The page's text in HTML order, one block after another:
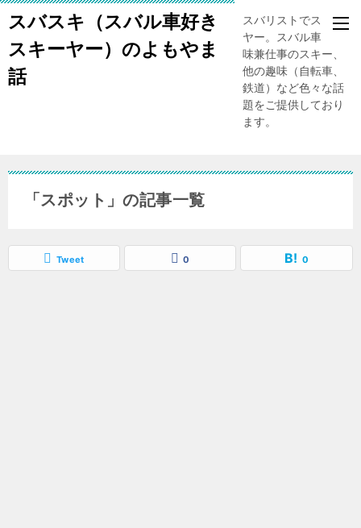
スバスキ（スバル車好き
スキーヤー）のよもやま
話
スバリストでスキー
ヤー。スバル車、趣
味兼仕事のスキー、
他の趣味（自転車、
鉄道）など色々な話
題をご提供しており
ます。
「スポット」の記事一覧
Tweet 0 0